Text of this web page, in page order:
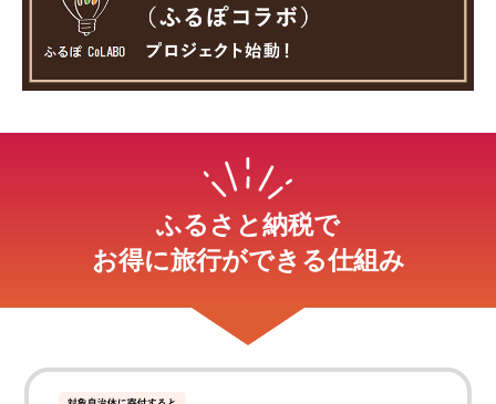
ふるさと納税で
お得に旅行ができる仕組み